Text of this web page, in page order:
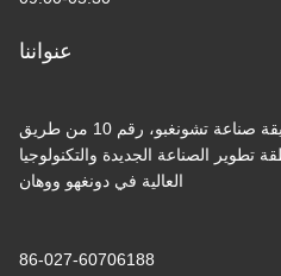
الكتلة 10، المبنى 2، حديقة صناعة تشونغبو، رقم 10 من طريق
الجديدة والتكنولوجيا
العالية في دونغهو ووهان
86-027-60706188